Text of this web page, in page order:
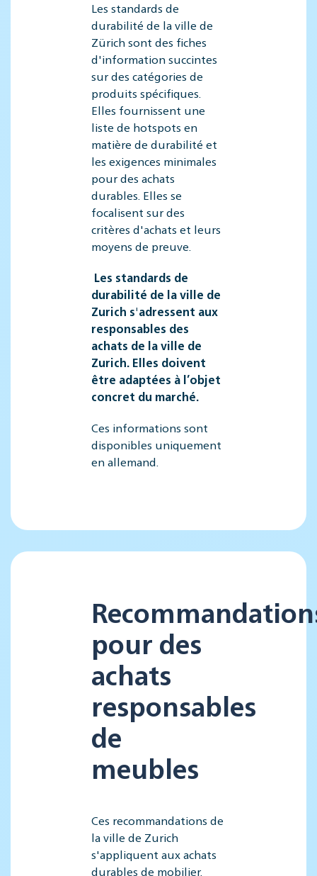
Les standards de
durabilité de la ville de
Zürich sont des fiches
d'information succintes
sur des catégories de
produits spécifiques.
Elles fournissent une
liste de hotspots en
matière de durabilité et
les exigences minimales
pour des achats
durables. Elles se
focalisent sur des
critères d'achats et leurs
moyens de preuve.
Les standards de
durabilité de la ville de
Zurich s'adressent aux
responsables des
achats de la ville de
Zurich. Elles doivent
être adaptées à l’objet
concret du marché.
Ces informations sont
disponibles uniquement
en allemand.
pour des
achats
responsables
de
meubles
Ces recommandations de
la ville de Zurich
s'appliquent aux achats
durables de mobilier.